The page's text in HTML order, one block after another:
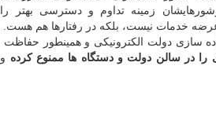
زمینه تداوم و دسترسی بهتر
خدمات نیست، بلكه در رفتارها هم هست.
سازی دولت الكترونیكی و همینطور
در سالن دولت و دستگاه ها ممنوع كرده